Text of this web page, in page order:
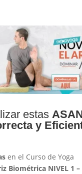
estas
y
en el Curso de Yoga
Biométrica NIVEL 1 –